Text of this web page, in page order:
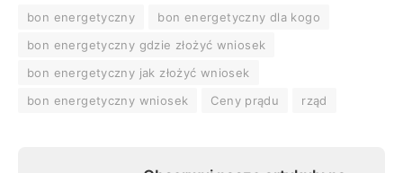
bon energetyczny
bon energetyczny dla kogo
bon energetyczny gdzie złożyć wniosek
bon energetyczny jak złożyć wniosek
bon energetyczny wniosek
Ceny prądu rząd